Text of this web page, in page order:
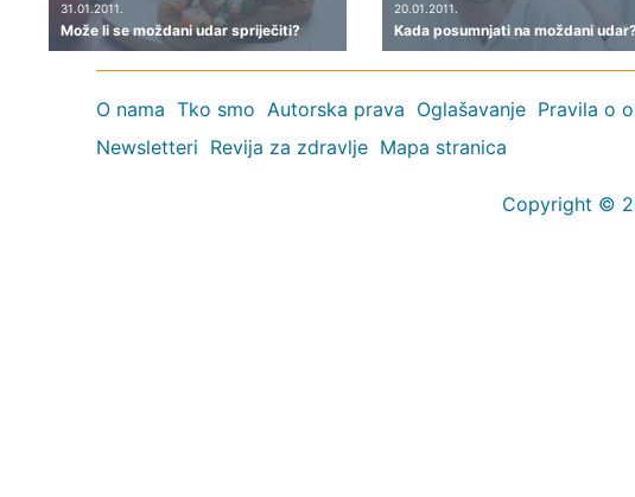
31.01.2011.
Može li se moždani udar spriječiti?
20.01.2011.
Kada posumnjati na moždani udar?
O nama Tko smo Autorska prava Oglašavanje Pravila o
Newsletteri Revija za zdravlje Mapa stranica
Copyright ©